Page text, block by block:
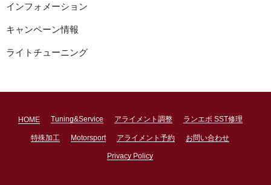
インフォメーション
キャンペーン情報
ライトチューニング
HOME Tuning&Service アライメント調整 ランエボ SST修理
特殊加工 Motorsport アライメント予約 お問い合わせ
Privacy Policy